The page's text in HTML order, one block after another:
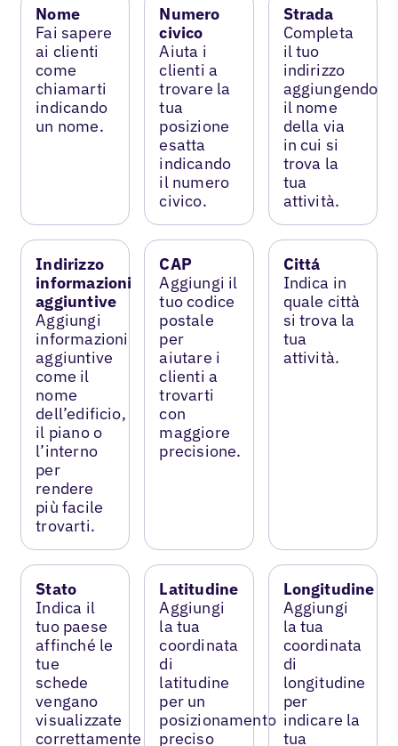
Nome
Fai sapere
ai clienti
come
chiamarti
indicando
un nome.
Numero
civico
Aiuta i
clienti a
trovare la
tua
posizione
esatta
indicando
il numero
civico.
Strada
Completa
il tuo
indirizzo
aggiungendo
il nome
della via
in cui si
trova la
tua
attività.
Indirizzo
informazioni
aggiuntive
Aggiungi
informazioni
aggiuntive
come il
nome
dell’edificio,
il piano o
l’interno
per
rendere
più facile
trovarti.
CAP
Aggiungi il
tuo codice
postale
per
aiutare i
clienti a
trovarti
con
maggiore
precisione.
Cittá
Indica in
quale città
si trova la
tua
attività.
Stato
Indica il
tuo paese
affinché le
tue
schede
vengano
visualizzate
correttamente
Latitudine
Aggiungi
la tua
coordinata
di
latitudine
per un
posizionamento
preciso
Longitudine
Aggiungi
la tua
coordinata
di
longitudine
per
indicare la
tua